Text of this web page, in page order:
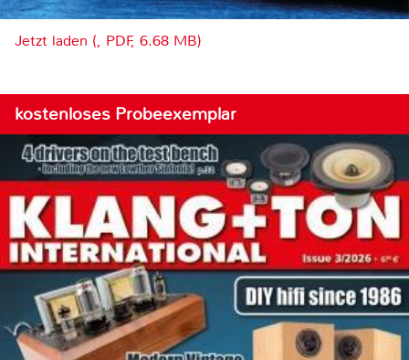
Jetzt laden (, PDF, 6.68 MB)
kostenloses Probeexemplar